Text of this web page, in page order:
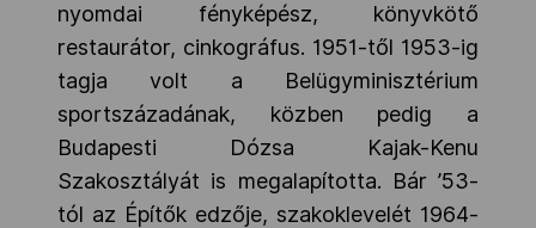
nyomdai fényképész, könyvkötő
restaurátor, cinkográfus. 1951-től 1953-ig
tagja volt a Belügyminisztérium
sportszázadának, közben pedig a
Budapesti Dózsa Kajak-Kenu
Szakosztályát is megalapította. Bár ’53-
tól az Építők edzője, szakoklevelét 1964-